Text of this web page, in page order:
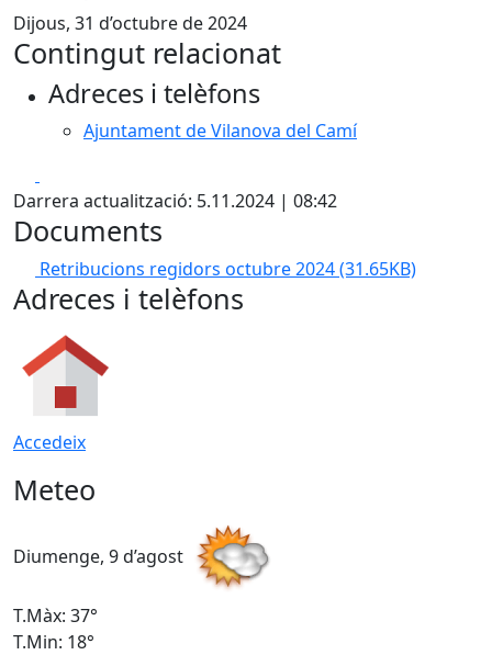
Dijous, 31 d’octubre de 2024
Contingut relacionat
Adreces i telèfons
Ajuntament de Vilanova del Camí
Darrera actualització: 5.11.2024 | 08:42
Documents
Retribucions regidors octubre 2024(31.65KB)
Adreces i telèfons
Accedeix
Meteo
Diumenge, 9 d’agost
T.Màx: 37°
T.Min: 18°